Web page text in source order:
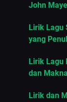
John
Lirik Lagu
yang
Lirik Lagu
dan
Lirik dan